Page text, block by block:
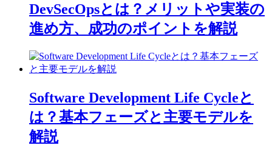
DevSecOpsとは？メリットや実装の
進め方、成功のポイントを解説
Software Development Life Cycleと
は？基本フェーズと主要モデルを
解説